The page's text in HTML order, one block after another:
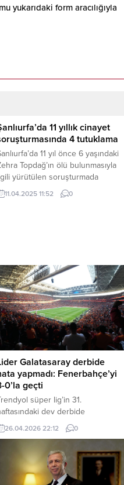
yukarıdaki form aracılığıyla
11 yıllık cinayet
4 tutuklama
11 yıl önce 6 yaşındaki
Topdağ’ın ölü bulunmasıyla
yürütülen soruşturmada
bir gelişme yaşandı. İl
Komutanlığı tarafından
Mahallesi’nde meydana
O dönem ilkokul...
11.04.2025 11:52 0
Galatasaray derbide
yapmadı: Fenerbahçe’yi
0’la geçti
süper lig’in 31.
dev derbide
sahasında ağırladığı
rakibi fenerbahçe’yi 3-0
yolunda dev bir adım attı. Bu
galibiyetle sarı-kırmızılı ekip, en
yakın takipçisiyle arasındaki puan
26.04.2026 22:12 0